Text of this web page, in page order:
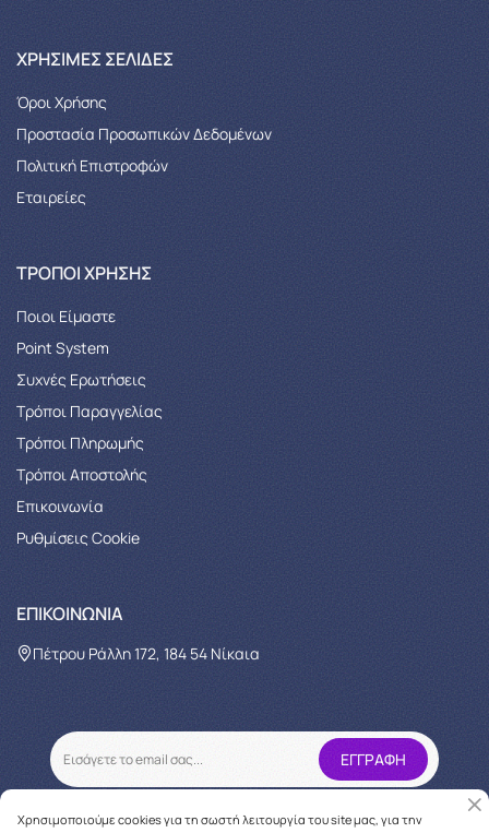
XΡΉΣΙΜΕΣ ΣΕΛΊΔΕΣ
Όροι Χρήσης
Προστασία Προσωπικών Δεδομένων
Πολιτική Επιστροφών
Εταιρείες
ΤΡΌΠΟΙ ΧΡΉΣΗΣ
Ποιοι Είμαστε
Point System
Συχνές Ερωτήσεις
Τρόποι Παραγγελίας
Tρόποι Πληρωμής
Τρόποι Αποστολής
Επικοινωνία
Ρυθμίσεις Cookie
ΕΠΙΚΟΙΝΩΝΊΑ
Πέτρου Ράλλη 172, 184 54 Νίκαια
Χρησιμοποιούμε cookies για τη σωστή λειτουργία του site μας, για την